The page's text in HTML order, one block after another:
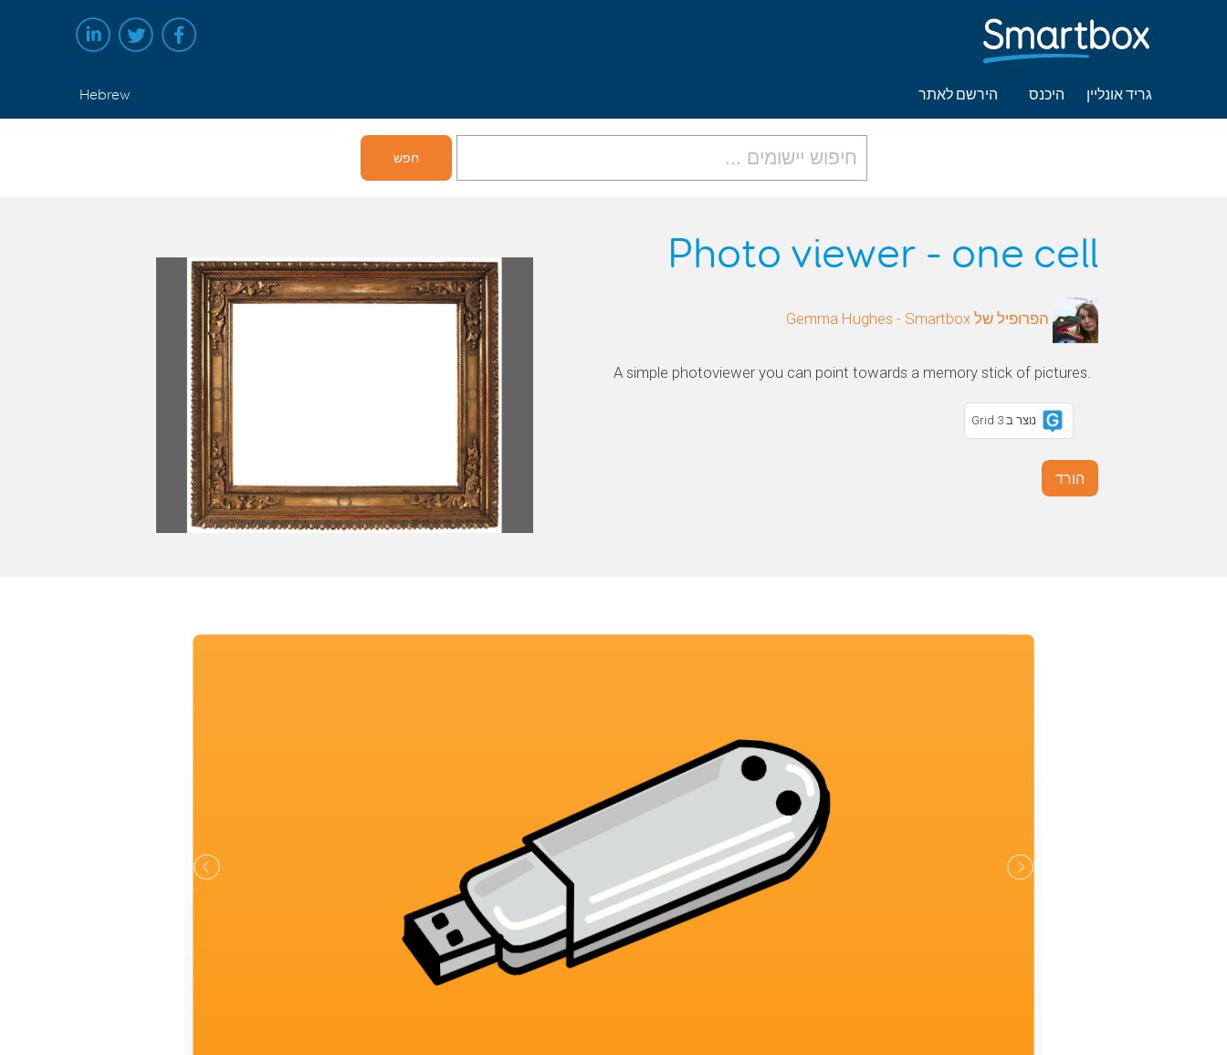
גריד אונליין היכנס הירשם לאתר Hebrew
Photo viewer - one cell
הפרופיל של Gemma Hughes - Smartbox
A simple photoviewer you can point towards a memory stick of pictures.
נוצר ב Grid 3
הורד